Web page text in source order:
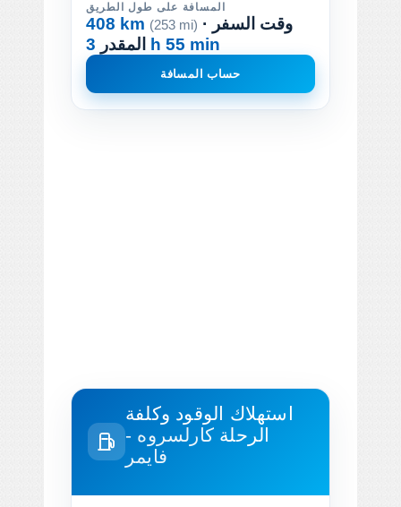
المسافة على طول الطريق
408 km (253 mi) · وقت السفر
المقدر 3 h 55 min
حساب المسافة
استهلاك الوقود وكلفة
الرحلة كارلسروه -
فايمر